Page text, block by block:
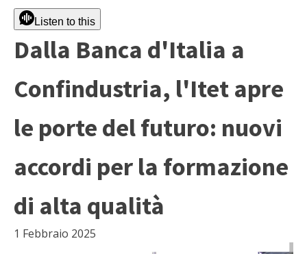
Listen to this
Dalla Banca d'Italia a
Confindustria, l'Itet apre
le porte del futuro: nuovi
accordi per la formazione
di alta qualità
1 Febbraio 2025